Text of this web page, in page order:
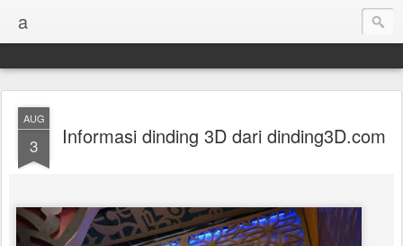
a
AUG
3 Informasi dinding 3D dari dinding3D.com